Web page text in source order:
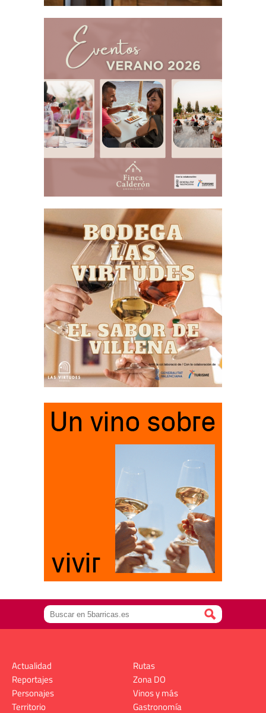
Actualidad
Reportajes
Personajes
Territorio
Rutas
Zona DO
Vinos y más
Gastronomía